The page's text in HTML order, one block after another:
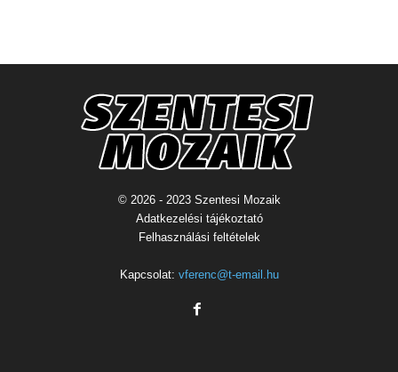
© 2026 - 2023 Szentesi Mozaik
Adatkezelési tájékoztató
Felhasználási feltételek
Kapcsolat: vferenc@t-email.hu